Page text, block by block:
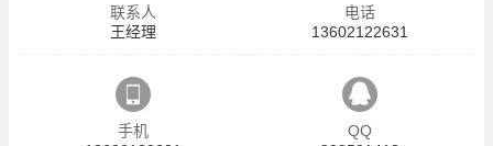
联系人
王经理
电话
13602122631
手机
QQ